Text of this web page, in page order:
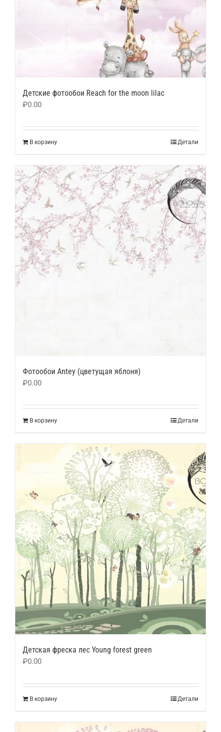
Детские фотообои Reach for the moon lilac
₽0.00
В корзину Детали
Фотообои Antey (цветущая яблоня)
₽0.00
В корзину Детали
Детская фреска лес Young forest green
₽0.00
В корзину Детали